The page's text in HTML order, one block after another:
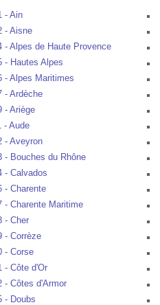
- Ain
- Aisne
- Alpes de Haute Provence
- Hautes Alpes
- Alpes Maritimes
- Ardèche
- Ariège
- Aude
- Aveyron
- Bouches du Rhône
- Calvados
- Charente
- Charente Maritime
- Cher
- Corrèze
- Corse
- Côte d'Or
- Côtes d'Armor
- Doubs